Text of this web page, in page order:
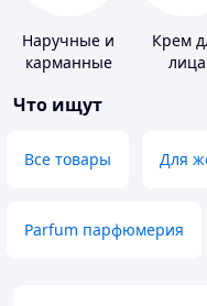
Наручные и
карманные
Крем
лица
Что ищут
Все товары Для
Parfum парфюмерия